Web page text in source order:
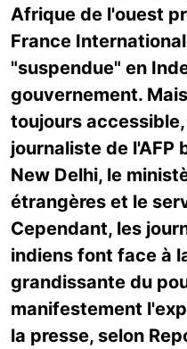
Afrique de l'ouest
France
"suspendue" en
gouvernement.
toujours
journaliste de l'AFP
New Delhi, le
étrangères et le
Cependant, les
indiens font face à
grandissante du
manifestement
la presse, selon